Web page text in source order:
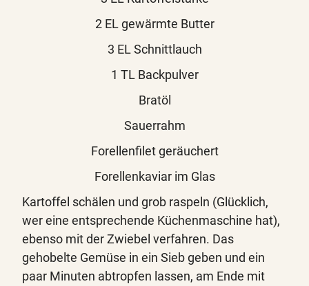
2 EL gewärmte Butter
3 EL Schnittlauch
1 TL Backpulver
Bratöl
Sauerrahm
Forellenfilet geräuchert
Forellenkaviar im Glas
Kartoffel schälen und grob raspeln (Glücklich,
wer eine entsprechende Küchenmaschine hat),
ebenso mit der Zwiebel verfahren. Das
gehobelte Gemüse in ein Sieb geben und ein
paar Minuten abtropfen lassen, am Ende mit